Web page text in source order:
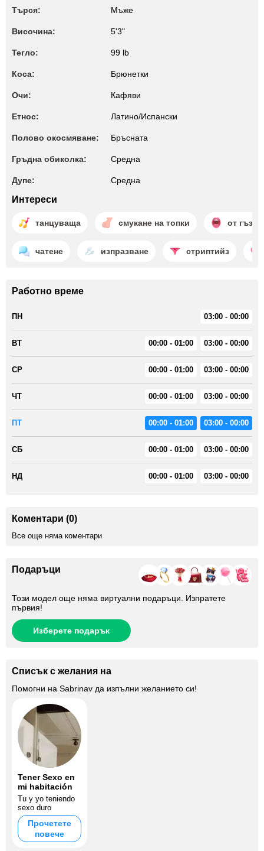
Търся: Мъже
Височина: 5'3"
Тегло: 99 lb
Коса: Брюнетки
Очи: Кафяви
Етнос: Латино/Испански
Полово окосмяване: Бръсната
Гръдна обиколка: Среднa
Дупе: Среднa
Интереси
танцуваща смукане на топки от гъза
чатене изпразване стриптийз
Работно време
ПН 03:00 - 00:00
ВТ 00:00 - 01:00 03:00 - 00:00
СР 00:00 - 01:00 03:00 - 00:00
ЧТ 00:00 - 01:00 03:00 - 00:00
ПТ 00:00 - 01:00 03:00 - 00:00
СБ 00:00 - 01:00 03:00 - 00:00
НД 00:00 - 01:00 03:00 - 00:00
Коментари (0)
Все още няма коментари
Подаръци
Този модел още няма виртуални подаръци. Изпратете
първия!
Изберете подарък
Списък с желания на
Помогни на Sabrinav да изпълни желанието си!
Tener Sexo en
mi habitación
Tu y yo teniendo
sexo duro
Прочетете
повече